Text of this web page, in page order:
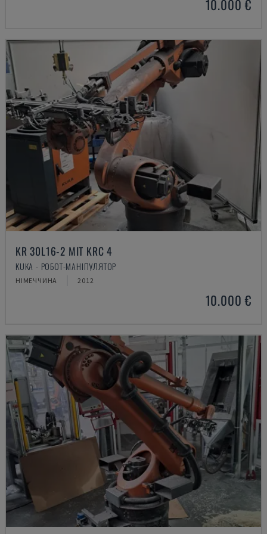
10.000 €
KR 30L16-2 MIT KRC 4
KUKA - РОБОТ-МАНІПУЛЯТОР
НІМЕЧЧИНА 2012
10.000 €